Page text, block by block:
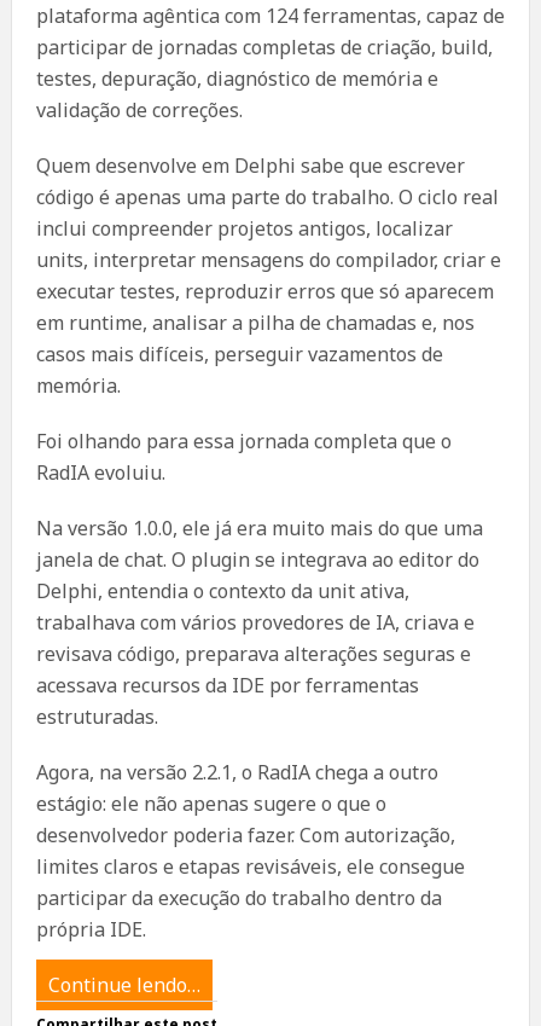
plataforma agêntica com 124 ferramentas, capaz de
participar de jornadas completas de criação, build,
testes, depuração, diagnóstico de memória e
validação de correções.
Quem desenvolve em Delphi sabe que escrever
código é apenas uma parte do trabalho. O ciclo real
inclui compreender projetos antigos, localizar
units, interpretar mensagens do compilador, criar e
executar testes, reproduzir erros que só aparecem
em runtime, analisar a pilha de chamadas e, nos
casos mais difíceis, perseguir vazamentos de
memória.
Foi olhando para essa jornada completa que o
RadIA evoluiu.
Na versão 1.0.0, ele já era muito mais do que uma
janela de chat. O plugin se integrava ao editor do
Delphi, entendia o contexto da unit ativa,
trabalhava com vários provedores de IA, criava e
revisava código, preparava alterações seguras e
acessava recursos da IDE por ferramentas
estruturadas.
Agora, na versão 2.2.1, o RadIA chega a outro
estágio: ele não apenas sugere o que o
desenvolvedor poderia fazer. Com autorização,
limites claros e etapas revisáveis, ele consegue
participar da execução do trabalho dentro da
própria IDE.
Continue lendo…